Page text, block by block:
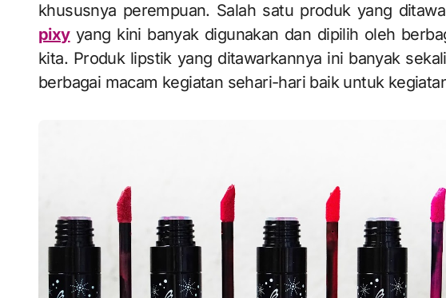
khususnya perempuan. Salah satu produk yang
pixy yang kini banyak digunakan dan dipilih oleh
kita. Produk lipstik yang ditawarkannya ini banyak
berbagai macam kegiatan sehari-hari baik untuk